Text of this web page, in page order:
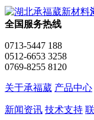
全国服务热线
0713-5447 188
0512-6653 3258
0769-8255 8120
关于承福葳 产品中心
新闻资讯 技术支持